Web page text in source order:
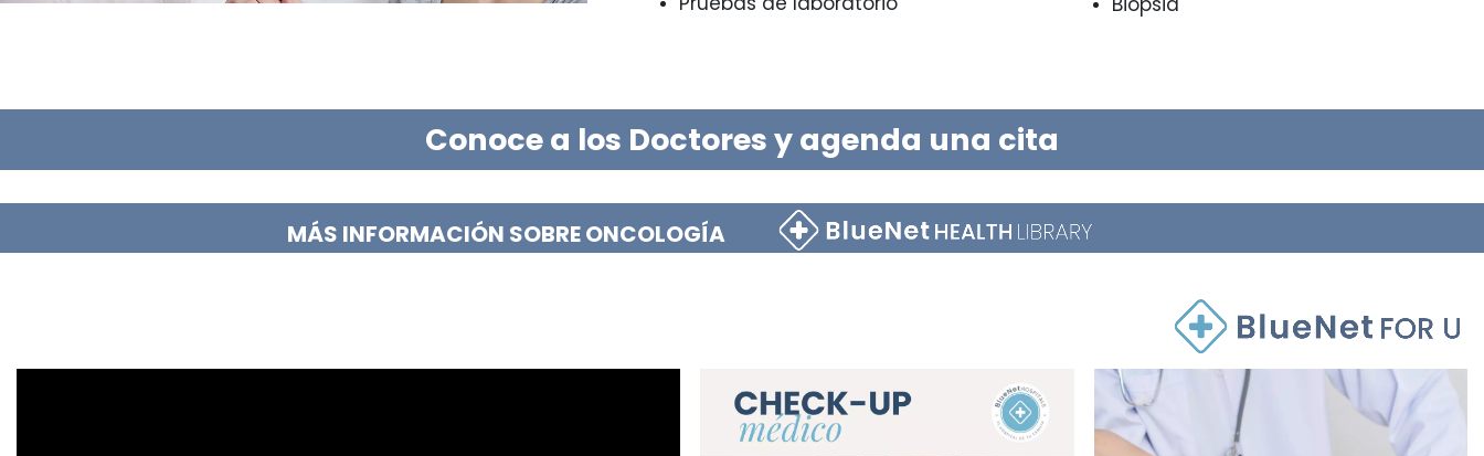
Conoce a los Doctores y agenda una cita
MÁS INFORMACIÓN SOBRE ONCOLOGÍA